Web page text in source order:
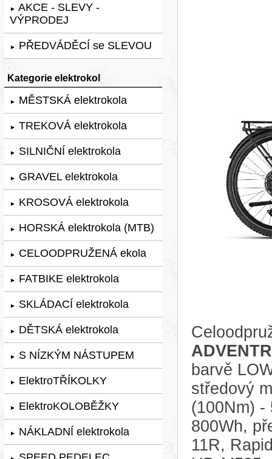
► AKCE - SLEVY -
VÝPRODEJ
► PŘEDVÁDĚCÍ se SLEVOU
Kategorie elektrokol
► MĚSTSKÁ elektrokola
► TREKOVÁ elektrokola
► SILNIČNÍ elektrokola
► GRAVEL elektrokola
► KROSOVÁ elektrokola
► HORSKÁ elektrokola (MTB)
► CELOODPRUŽENÁ ekola
► FATBIKE elektrokola
► SKLÁDACÍ elektrokola
► DĚTSKÁ elektrokola
► S NÍZKÝM NÁSTUPEM
► ElektroTŘÍKOLKY
► ElektroKOLOBĚŽKY
► NÁKLADNÍ elektrokola
barvě
středový
(100Nm) -
800Wh,
11R,